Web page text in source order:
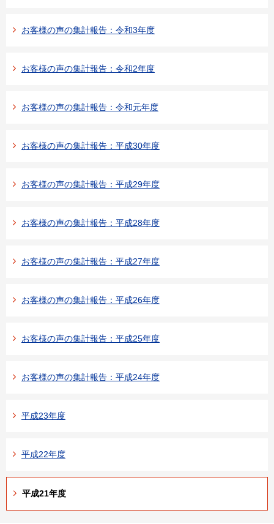
お客様の声の集計報告：令和3年度
お客様の声の集計報告：令和2年度
お客様の声の集計報告：令和元年度
お客様の声の集計報告：平成30年度
お客様の声の集計報告：平成29年度
お客様の声の集計報告：平成28年度
お客様の声の集計報告：平成27年度
お客様の声の集計報告：平成26年度
お客様の声の集計報告：平成25年度
お客様の声の集計報告：平成24年度
平成23年度
平成22年度
平成21年度